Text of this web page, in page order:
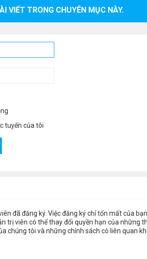
VIẾT TRONG CHUYÊN MỤC NÀY.
tuyến của tôi
đã đăng ký. Việc đăng ký chỉ tốn mất của
trị viên có thể thay đổi quyền hạn của những
chúng tôi và những chính sách có liên quan